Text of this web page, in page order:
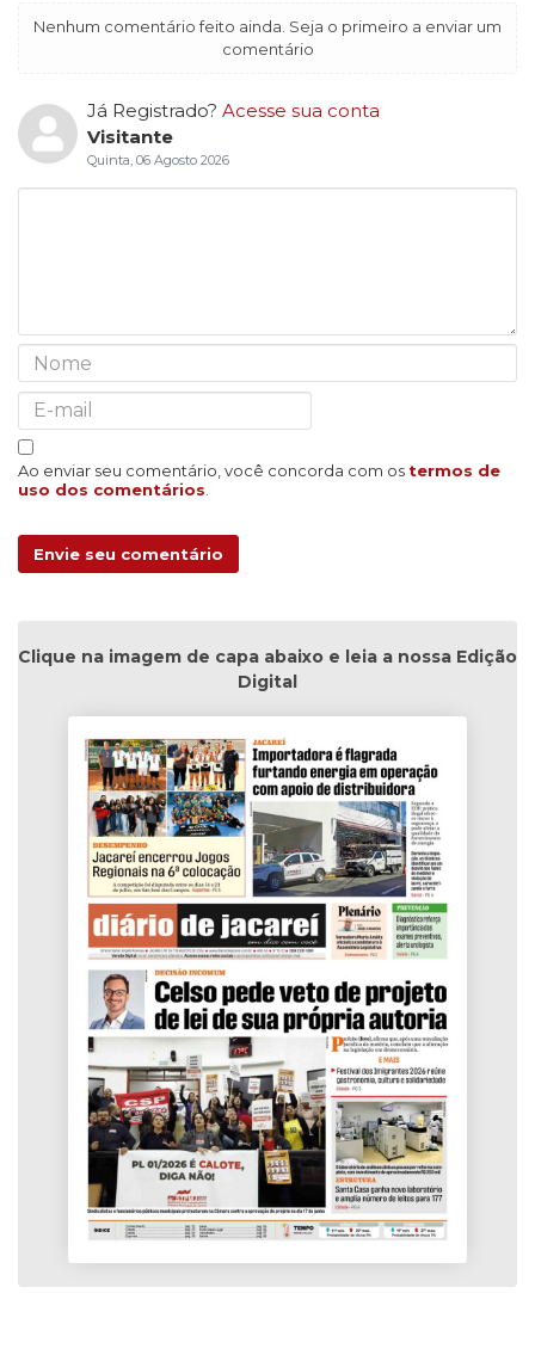
Nenhum comentário feito ainda. Seja o primeiro a enviar um
comentário
Já Registrado? Acesse sua conta
Visitante
Quinta, 06 Agosto 2026
Ao enviar seu comentário, você concorda com os termos de
uso dos comentários
Envie seu comentário
Clique na imagem de capa abaixo e leia a nossa Edição
Digital